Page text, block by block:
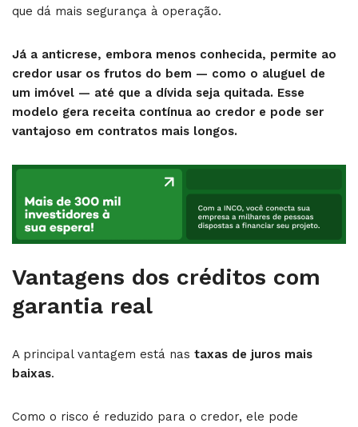
que dá mais segurança à operação.
Já a anticrese, embora menos conhecida, permite ao
credor usar os frutos do bem — como o aluguel de
um imóvel — até que a dívida seja quitada. Esse
modelo gera receita contínua ao credor e pode ser
vantajoso em contratos mais longos.
Vantagens dos créditos com
garantia real
A principal vantagem está nas taxas de juros mais
baixas.
Como o risco é reduzido para o credor, ele pode